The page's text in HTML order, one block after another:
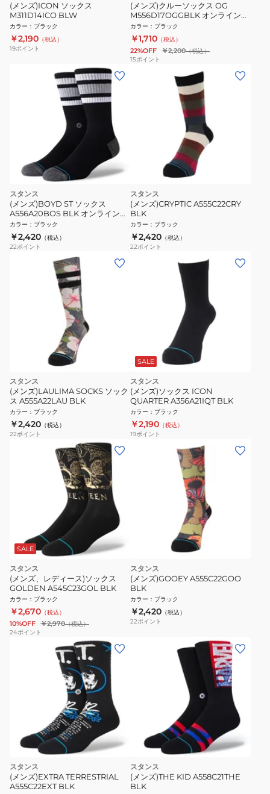
(メンズ)ICON ソックス
M311D14ICO BLW
カラー ： ブラック
￥2,190 （税込）
19ポイント
(メンズ)クルーソックス OG
M556D17OGGBLK オンライン価
格
カラー ： ブラック
￥1,710 （税込）
22%OFF ￥2,200（税込）
15ポイント
スタンス
(メンズ)BOYD ST ソックス
A556A20BOS BLK オンライン価
格
カラー ： ブラック
￥2,420 （税込）
22ポイント
スタンス
(メンズ)CRYPTIC A555C22CRY
BLK
カラー ： ブラック
￥2,420 （税込）
22ポイント
スタンス
(メンズ)LAULIMA SOCKS ソック
ス A555A22LAU BLK
カラー ： ブラック
￥2,420 （税込）
22ポイント
SALE
スタンス
(メンズ)ソックス ICON
QUARTER A356A21IQT BLK
カラー ： ブラック
￥2,190 （税込）
19ポイント
SALE
スタンス
(メンズ、レディース)ソックス
GOLDEN A545C23GOL BLK
カラー ： ブラック
￥2,670 （税込）
10%OFF ￥2,970（税込）
24ポイント
スタンス
(メンズ)GOOEY A555C22GOO
BLK
カラー ： ブラック
￥2,420 （税込）
22ポイント
スタンス
(メンズ)EXTRA TERRESTRIAL
A555C22EXT BLK
スタンス
(メンズ)THE KID A558C21THE
BLK